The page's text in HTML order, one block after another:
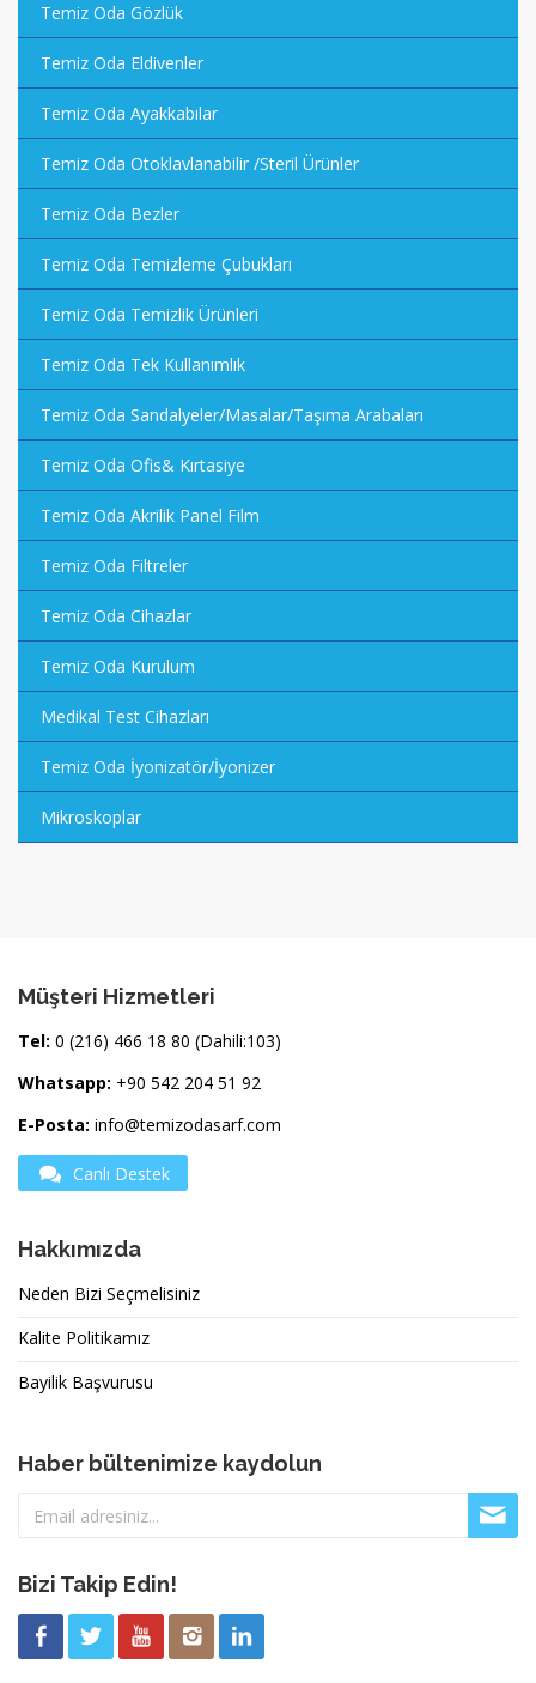
Temiz Oda Gözlük
Temiz Oda Eldivenler
Temiz Oda Ayakkabılar
Temiz Oda Otoklavlanabilir /Steril Ürünler
Temiz Oda Bezler
Temiz Oda Temizleme Çubukları
Temiz Oda Temizlik Ürünleri
Temiz Oda Tek Kullanımlık
Temiz Oda Sandalyeler/Masalar/Taşıma Arabaları
Temiz Oda Ofis& Kırtasiye
Temiz Oda Akrilik Panel Film
Temiz Oda Filtreler
Temiz Oda Cihazlar
Temiz Oda Kurulum
Medikal Test Cihazları
Temiz Oda İyonizatör/İyonizer
Mikroskoplar
Müşteri Hizmetleri
Tel: 0 (216) 466 18 80 (Dahili:103)
Whatsapp: +90 542 204 51 92
E-Posta: info@temizodasarf.com
Canlı Destek
Hakkımızda
Neden Bizi Seçmelisiniz
Kalite Politikamız
Bayilik Başvurusu
Haber bültenimize kaydolun
Bizi Takip Edin!